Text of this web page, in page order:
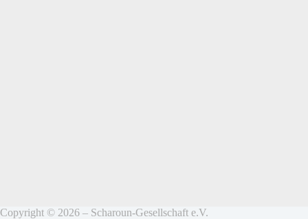
Copyright © 2026 – Scharoun-Gesellschaft e.V.